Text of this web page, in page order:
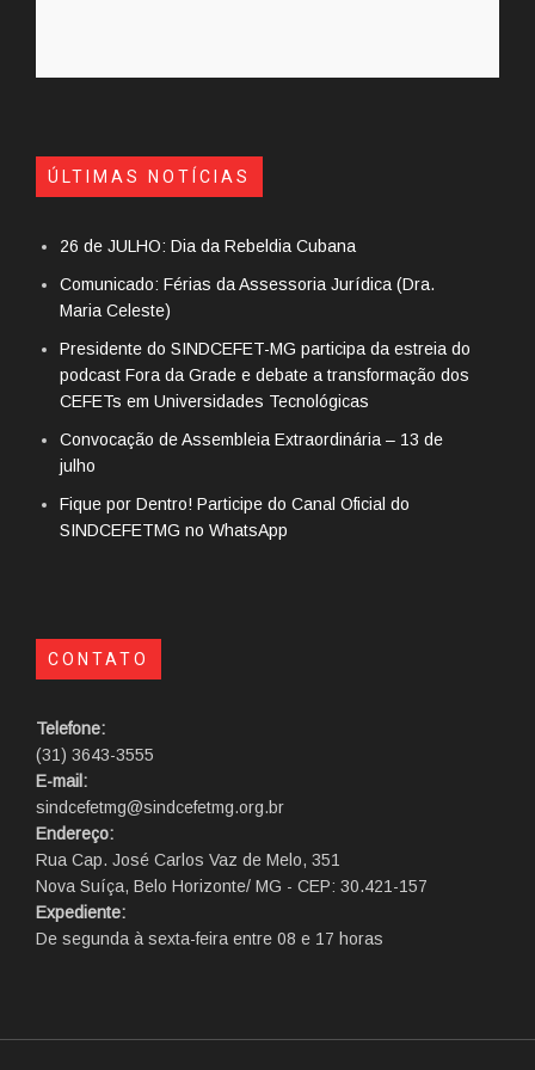
ÚLTIMAS NOTÍCIAS
26 de JULHO: Dia da Rebeldia Cubana
Comunicado: Férias da Assessoria Jurídica (Dra.
Maria Celeste)
Presidente do SINDCEFET-MG participa da estreia do
podcast Fora da Grade e debate a transformação dos
CEFETs em Universidades Tecnológicas
Convocação de Assembleia Extraordinária – 13 de
julho
Fique por Dentro! Participe do Canal Oficial do
SINDCEFETMG no WhatsApp
CONTATO
Telefone:
(31) 3643-3555
E-mail:
sindcefetmg@sindcefetmg.org.br
Endereço:
Rua Cap. José Carlos Vaz de Melo, 351
Nova Suíça, Belo Horizonte/ MG - CEP: 30.421-157
Expediente:
De segunda à sexta-feira entre 08 e 17 horas